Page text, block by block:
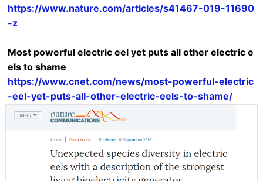
https://www.nature.com/articles/s41467-019-11690
-z
Most powerful electric eel yet puts all other electric e
els to shame
https://www.cnet.com/news/most-powerful-electric
-eel-yet-puts-all-other-electric-eels-to-shame/